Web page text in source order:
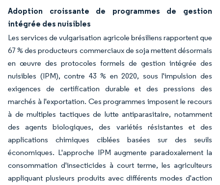
Adoption croissante de programmes de gestion
intégrée des nuisibles
Les services de vulgarisation agricole brésiliens rapportent que
67 % des producteurs commerciaux de soja mettent désormais
en œuvre des protocoles formels de gestion intégrée des
nuisibles (IPM), contre 43 % en 2020, sous l'impulsion des
exigences de certification durable et des pressions des
marchés à l'exportation. Ces programmes imposent le recours
à de multiples tactiques de lutte antiparasitaire, notamment
des agents biologiques, des variétés résistantes et des
applications chimiques ciblées basées sur des seuils
économiques. L'approche IPM augmente paradoxalement la
consommation d'insecticides à court terme, les agriculteurs
appliquant plusieurs produits avec différents modes d'action